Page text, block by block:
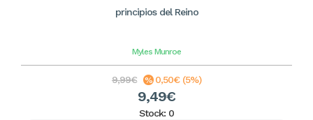
principios del Reino
Myles Munroe
9,99€ 0,50€ (5%)
9,49€
Stock: 0